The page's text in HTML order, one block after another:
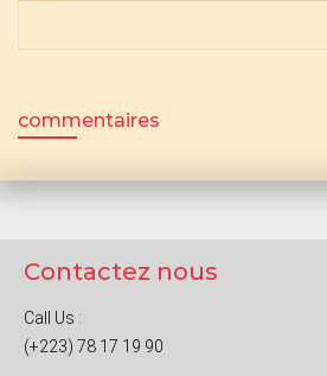
commentaires
Contactez nous
Call Us :
(+223) 78 17 19 90